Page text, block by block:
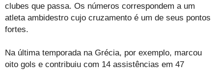
clubes que passa. Os números correspondem a um
atleta ambidestro cujo cruzamento é um de seus pontos
fortes.
Na última temporada na Grécia, por exemplo, marcou
oito gols e contribuiu com 14 assistências em 47